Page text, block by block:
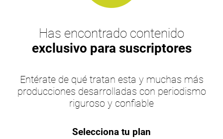
Has encontrado contenido
exclusivo para suscriptores
Entérate de qué tratan esta y muchas más
producciones desarrolladas con periodismo
riguroso y confiable
Selecciona tu plan